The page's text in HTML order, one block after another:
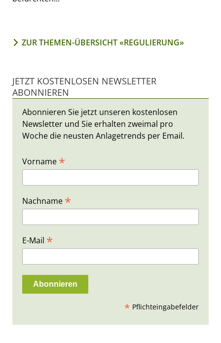
ZUR THEMEN-ÜBERSICHT «REGULIERUNG»
JETZT KOSTENLOSEN NEWSLETTER
ABONNIEREN
Abonnieren Sie jetzt unseren kostenlosen
Newsletter und Sie erhalten zweimal pro
Woche die neusten Anlagetrends per Email.
Vorname *
Nachname *
E-Mail *
* Pflichteingabefelder